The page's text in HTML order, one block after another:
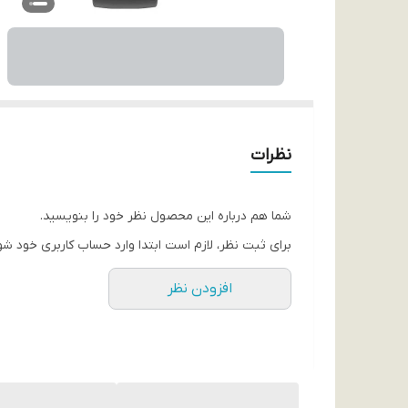
نظرات
شما هم درباره این محصول نظر خود را بنویسید.
برای ثبت نظر، لازم است ابتدا وارد حساب کاربری خود
افزودن نظر